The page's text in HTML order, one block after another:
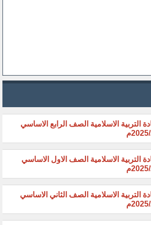
التربية الاسلامية الصف الرابع الاساسي
التربية الاسلامية الصف الاول الاساسي
التربية الاسلامية الصف الثاني الاساسي